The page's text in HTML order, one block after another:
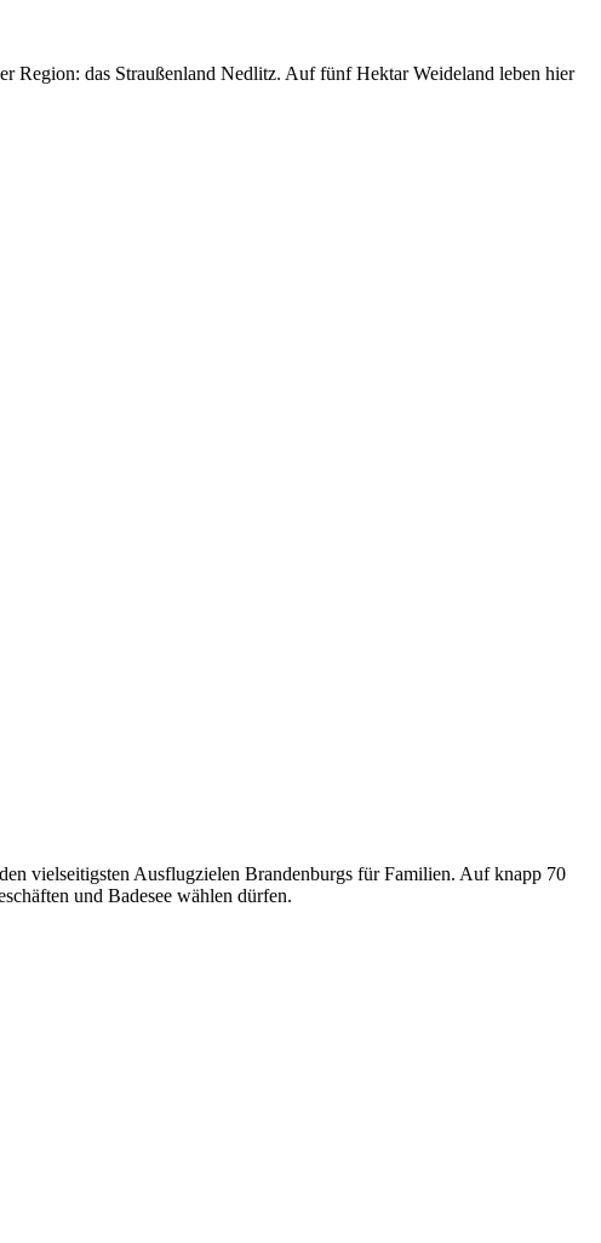
Region: das Straußenland Nedlitz. Auf fünf Hektar Weideland leben hier
vielseitigsten Ausflugzielen Brandenburgs für Familien. Auf knapp 70
und Badesee wählen dürfen.